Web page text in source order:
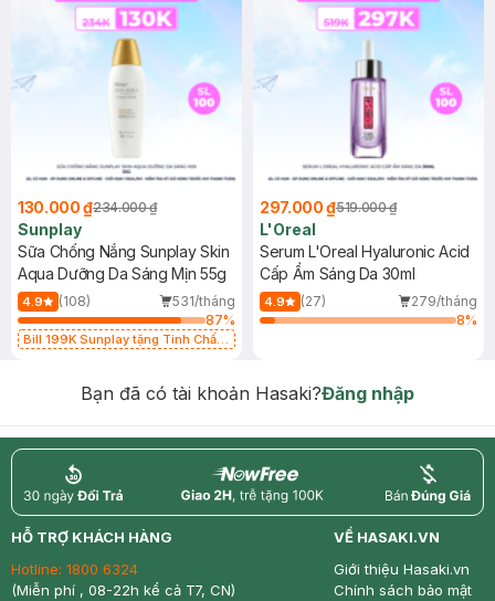
130.000 ₫234.000 ₫
Sunplay
Sữa Chống Nắng Sunplay Skin
Aqua Dưỡng Da Sáng Mịn 55g
4.9 (108)
531/tháng
87%
Bill 199K Sunplay tặng Tinh Chất
297.000 ₫519.000 ₫
L'Oreal
Serum L'Oreal Hyaluronic Acid
Cấp Ẩm Sáng Da 30ml
4.9 (27)
279/tháng
8%
Bạn đã có tài khoản Hasaki?Đăng nhập
return nowfree price
HỖ TRỢ KHÁCH HÀNG
Hotline: 1800 6324
(Miễn phí , 08-22h kể cả T7, CN)
VỀ HASAKI.VN
Giới thiệu Hasaki.vn
Chính sách bảo mật